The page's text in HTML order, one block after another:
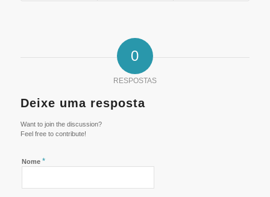
0
RESPOSTAS
Deixe uma resposta
Want to join the discussion?
Feel free to contribute!
Nome *